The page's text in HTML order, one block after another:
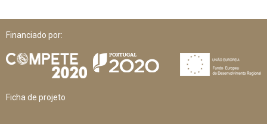
Financiado por:
Ficha de projeto